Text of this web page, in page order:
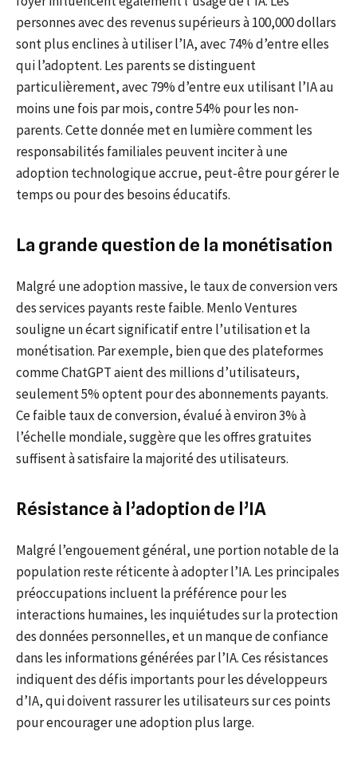
personnes avec des revenus supérieurs à 100,000 dollars
sont plus enclines à utiliser l’IA, avec 74% d’entre elles
qui l’adoptent. Les parents se distinguent
particulièrement, avec 79% d’entre eux utilisant l’IA au
moins une fois par mois, contre 54% pour les non-
parents. Cette donnée met en lumière comment les
responsabilités familiales peuvent inciter à une
adoption technologique accrue, peut-être pour gérer le
temps ou pour des besoins éducatifs.
La grande question de la monétisation
Malgré une adoption massive, le taux de conversion vers
des services payants reste faible. Menlo Ventures
souligne un écart significatif entre l’utilisation et la
monétisation. Par exemple, bien que des plateformes
comme ChatGPT aient des millions d’utilisateurs,
seulement 5% optent pour des abonnements payants.
Ce faible taux de conversion, évalué à environ 3% à
l’échelle mondiale, suggère que les offres gratuites
suffisent à satisfaire la majorité des utilisateurs.
Résistance à l’adoption de l’IA
Malgré l’engouement général, une portion notable de la
population reste réticente à adopter l’IA. Les principales
préoccupations incluent la préférence pour les
interactions humaines, les inquiétudes sur la protection
des données personnelles, et un manque de confiance
dans les informations générées par l’IA. Ces résistances
indiquent des défis importants pour les développeurs
d’IA, qui doivent rassurer les utilisateurs sur ces points
pour encourager une adoption plus large.